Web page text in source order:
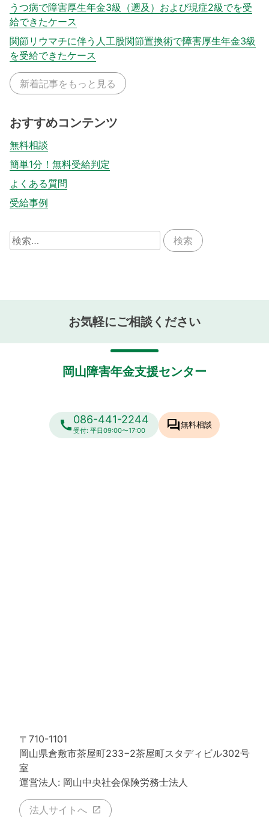
うつ病で障害厚生年金3級（遡及）および現症2級でを受
給できたケース
関節リウマチに伴う人工股関節置換術で障害厚生年金3級
を受給できたケース
新着記事をもっと見る
おすすめコンテンツ
無料相談
簡単1分！無料受給判定
よくある質問
受給事例
検
索:
お気軽にご相談ください
岡山障害年金支援センター
call086-441-2244
受付: 平日09:00〜17:00 forum無料相談
〒710-1101
岡山県倉敷市茶屋町233−2茶屋町スタディビル302号
室
運営法人: 岡山中央社会保険労務士法人
法人サイトへ